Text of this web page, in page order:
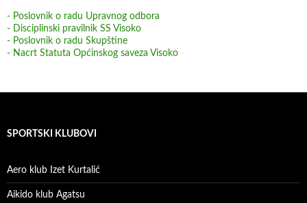
- Poslovnik o radu Upravnog odbora
- Disciplinski pravilnik SS Visoko
- Poslovnik o radu Skupštine
- Nacrt Statuta Općinskog saveza Visoko
SPORTSKI KLUBOVI
Aero klub Izet Kurtalić
Aikido klub Agatsu